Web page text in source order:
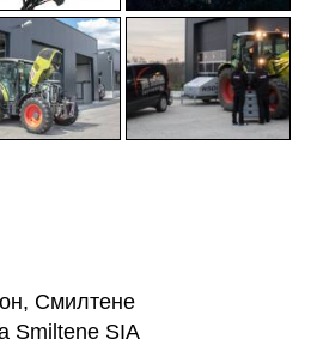
Смилтене
Smiltene SIA